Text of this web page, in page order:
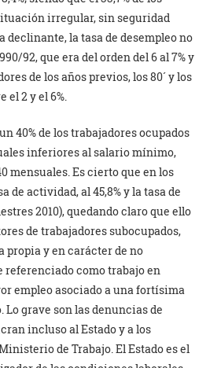
irregular, sin seguridad
declinante, la tasa de desempleo no
92, que era del orden del 6 al 7% y
de los años previos, los 80´ y los
el 2 y el 6%.
40% de los trabajadores ocupados
inferiores al salario mínimo,
mensuales. Es cierto que en los
de actividad, al 45,8% y la tasa de
2010), quedando claro que ello
de trabajadores subocupados,
propia y en carácter de no
como trabajo en
empleo asociado a una fortísima
Lo grave son las denuncias de
incluso al Estado y a los
de Trabajo. El Estado es el